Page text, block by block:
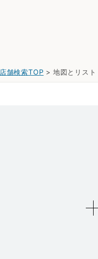
店舗検索TOP > 地図とリスト